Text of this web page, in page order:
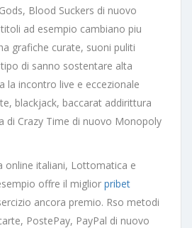
Blood Suckers di nuovo
ad esempio cambiano piu
grafiche curate, suoni puliti
di sanno sostentare alta
la incontro live e eccezionale
blackjack, baccarat addirittura
di Crazy Time di nuovo Monopoly
online italiani, Lottomatica e
offre il miglior pribet
ancora premio. Rso metodi
PostePay, PayPal di nuovo